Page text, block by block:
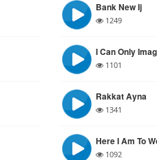
Bank New Ij
1249
I Can Only
1101
Rakkat Ayna
1341
Here I Am To
1092